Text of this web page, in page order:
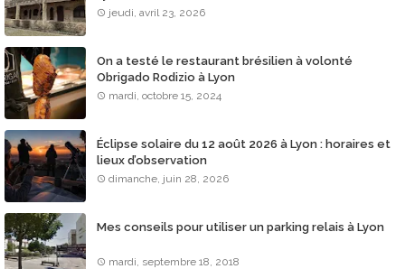
jeudi, avril 23, 2026
On a testé le restaurant brésilien à volonté
Obrigado Rodizio à Lyon
mardi, octobre 15, 2024
Éclipse solaire du 12 août 2026 à Lyon : horaires et
lieux d’observation
dimanche, juin 28, 2026
Mes conseils pour utiliser un parking relais à Lyon
mardi, septembre 18, 2018